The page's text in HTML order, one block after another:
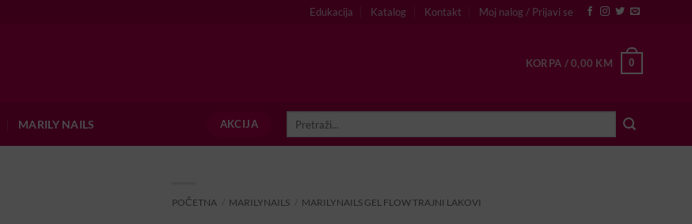
Edukacija Katalog Kontakt Moj nalog / Prijavi se
KORPA /0,00 KM 0
MARILY NAILS AKCIJA
POČETNA MARILYNAILS MARILYNAILS GEL FLOW TRAJNI LAKOVI